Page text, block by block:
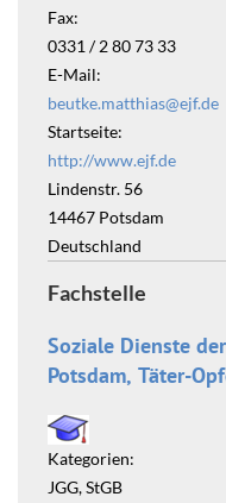
Fax:
0331 / 2 80 73 33
E-Mail:
beutke.matthias@ejf.de
Startseite:
http://www.ejf.de
Lindenstr. 56
14467 Potsdam
Deutschland
Fachstelle
Soziale Dienste
Potsdam, Täter-
Kategorien:
JGG, StGB